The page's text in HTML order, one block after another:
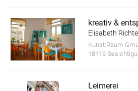
kreativ &
Elisabeth
Kunst:Raum
18119
Leimerei